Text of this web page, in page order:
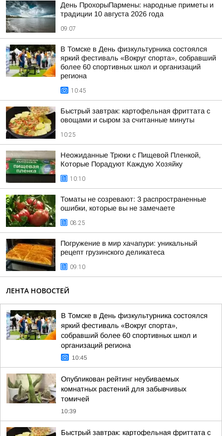
День ПрохорыПармены: народные приметы и
традиции 10 августа 2026 года
09:07
В Томске в День физкультурника состоялся
яркий фестиваль «Вокруг спорта», собравший
более 60 спортивных школ и организаций
региона
10:45
Быстрый завтрак: картофельная фриттата с
овощами и сыром за считанные минуты
10:25
Неожиданные Трюки с Пищевой Пленкой,
Которые Порадуют Каждую Хозяйку
10:10
Томаты не созревают: 3 распространенные
ошибки, которые вы не замечаете
08:25
Погружение в мир хачапури: уникальный
рецепт грузинского деликатеса
09:10
ЛЕНТА НОВОСТЕЙ
В Томске в День физкультурника состоялся
яркий фестиваль «Вокруг спорта»,
собравший более 60 спортивных школ и
организаций региона
10:45
Опубликован рейтинг неубиваемых
комнатных растений для забывчивых
томичей
10:39
Быстрый завтрак: картофельная фриттата с